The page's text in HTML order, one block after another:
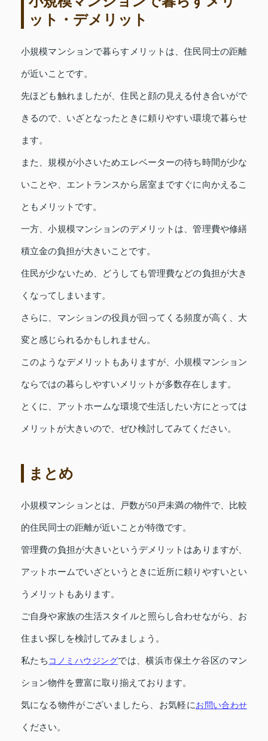
ット・デメリット
小規模マンションで暮らすメリットは、住民同士の距離
が近いことです。
先ほども触れましたが、住民と顔の見える付き合いがで
きるので、いざとなったときに頼りやすい環境で暮らせ
ます。
また、規模が小さいためエレベーターの待ち時間が少な
いことや、エントランスから居室まですぐに向かえるこ
ともメリットです。
一方、小規模マンションのデメリットは、管理費や修繕
積立金の負担が大きいことです。
住民が少ないため、どうしても管理費などの負担が大き
くなってしまいます。
さらに、マンションの役員が回ってくる頻度が高く、大
変と感じられるかもしれません。
このようなデメリットもありますが、小規模マンション
ならではの暮らしやすいメリットが多数存在します。
とくに、アットホームな環境で生活したい方にとっては
メリットが大きいので、ぜひ検討してみてください。
まとめ
小規模マンションとは、戸数が50戸未満の物件で、比較
的住民同士の距離が近いことが特徴です。
管理費の負担が大きいというデメリットはありますが、
アットホームでいざというときに近所に頼りやすいとい
うメリットもあります。
ご自身や家族の生活スタイルと照らし合わせながら、お
住まい探しを検討してみましょう。
私たち コノミハウジングでは、横浜市保土ケ谷区のマン
ション物件を豊富に取り揃えております。
気になる物件がございましたら、お気軽にお問い合わせ
ください。